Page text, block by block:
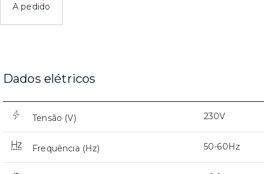
A pedido
Dados elétricos
Tensão (V) 230V
Frequência (Hz) 50-60Hz